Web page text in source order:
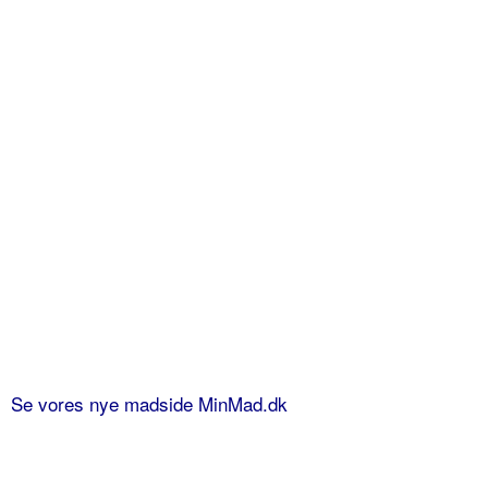
Se vores nye madside MinMad.dk